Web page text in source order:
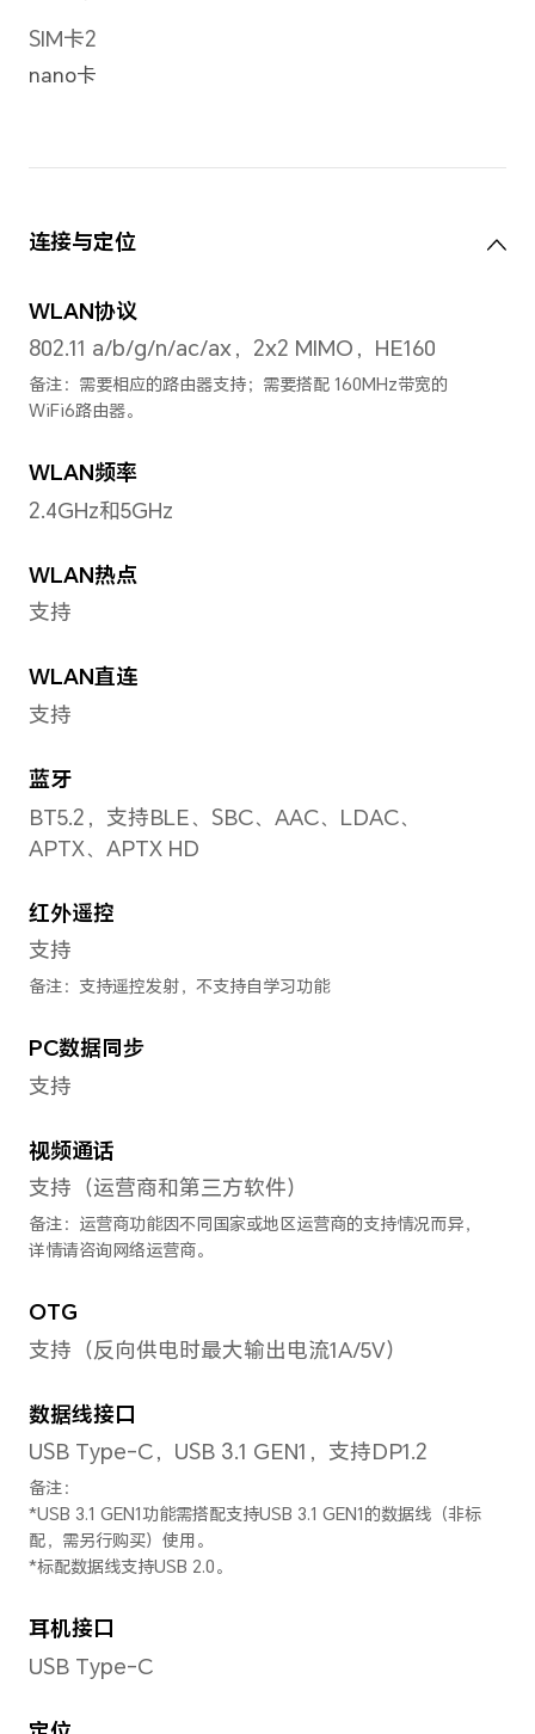
前置摄像头视频拍摄
拍摄功能
人像模式、滤镜、笑脸抓拍、
照、定时拍摄、手势拍照、夜
人脸识别
支持 3D人脸识别
电池
电池容量
4600mAh（典型值）
备注：电池额定容量为 4500mAh。（
电池类型
锂聚合物电池
有线快充
手机支持最大20V/5A超级快
10V/4A或10V/2.25A超级快充
充。
有线充电